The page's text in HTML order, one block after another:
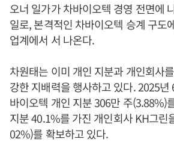
오너 일가가 차바이오텍 경영 전면에
일로, 본격적인 차바이오텍 승계 구도
업계에서 서 나온다.
차원태는 이미 개인 지분과 개인회사
강한 지배력을 행사하고 있다. 2025년
바이오텍 개인 지분 306만 주(3.88%)
지분 40.1%를 가진 개인회사 KH그린
02%)를 확보하고 있다.